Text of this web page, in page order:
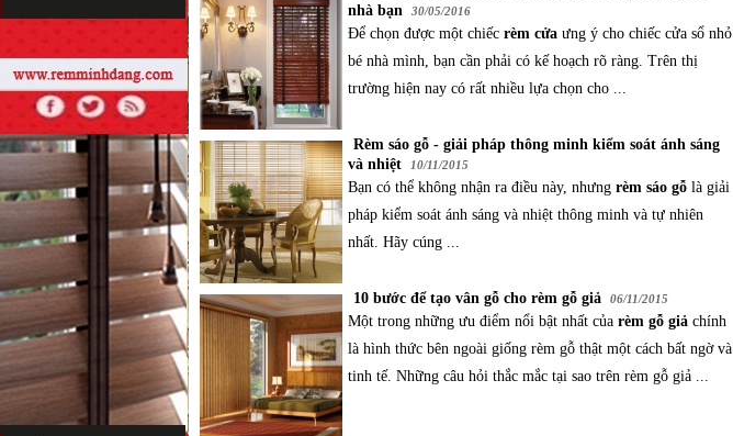
nhà bạn
30/05/2016
Để chọn được một chiếc rèm cửa ưng ý cho chiếc cửa sổ nhỏ
bé nhà mình, bạn cần phải có kế hoạch rõ ràng. Trên thị
trường hiện nay có rất nhiều lựa chọn cho ...
Rèm sáo gỗ - giải pháp thông minh kiểm soát ánh sáng
và nhiệt
10/11/2015
Bạn có thể không nhận ra điều này, nhưng rèm sáo gỗ là giải
pháp kiểm soát ánh sáng và nhiệt thông minh và tự nhiên
nhất. Hãy cúng ...
10 bước để tạo vân gỗ cho rèm gỗ giả 06/11/2015
Một trong những ưu điểm nổi bật nhất của rèm gỗ giả chính
là hình thức bên ngoài giống rèm gỗ thật một cách bất ngờ và
tinh tế. Những câu hỏi thắc mắc tại sao trên rèm gỗ giả ...